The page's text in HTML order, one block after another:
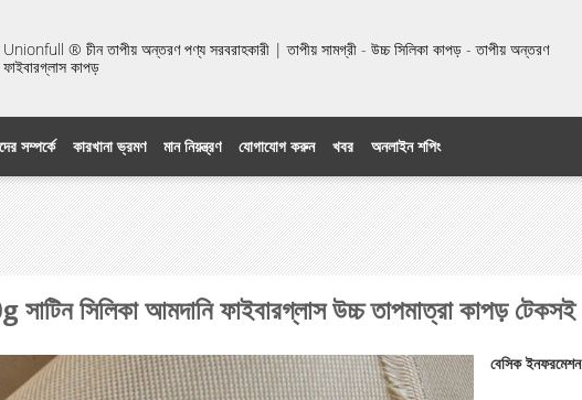
Unionfull ® চীন তাপীয় অন্তরণ পণ্য সরবরাহকারী | তাপীয় সামগ্রী - উচ্চ সিলিকা কাপড় - তাপীয় অন্তরণ
ফাইবারগ্লাস কাপড়
সম্পর্কে কারখানা ভ্রমণ মান নিয়ন্ত্রণ যোগাযোগ করুন খবর অনলাইন শপিং
সিলিকা আমদানি ফাইবারগ্লাস উচ্চ তাপমাত্রা কাপড় টেকসই
বেসিক ইনফরমেশন